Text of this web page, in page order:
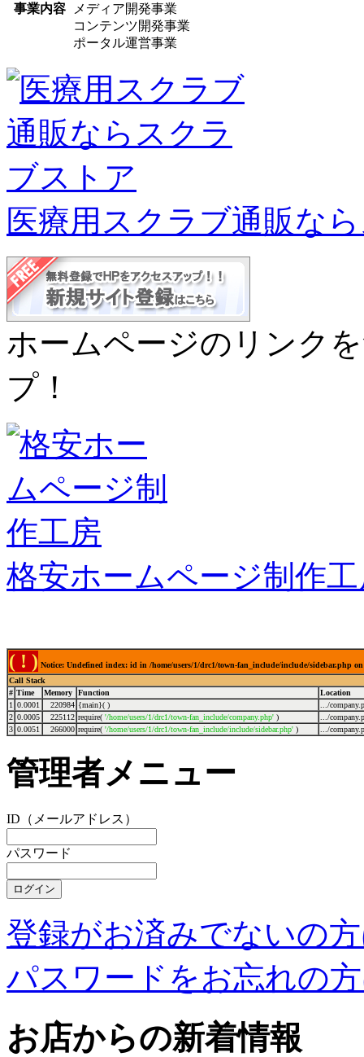
事業内容
メディア開発事業
コンテンツ開発事業
ポータル運営事業
医療用スクラブ通販な
ホームページのリンク
プ！
格安ホームページ制作
( ! ) Notice: Undefined index: id in /home/users/1/drc1/town-fan_include/include/sidebar.php
Call Stack
# Time Memory Function
Location
1
0.0001 220984 {main}( )
.../
2 0.0005 225112 require( '/home/users/1/drc1/town-fan_include/company.php' )
.../
3 0.0051 266000 require( '/home/users/1/drc1/town-fan_include/include/sidebar.php' ) .../
管理者メニュー
ID（メールアドレス）
パスワード
登録がお済みでないの
パスワードをお忘れの
お店からの新着情報